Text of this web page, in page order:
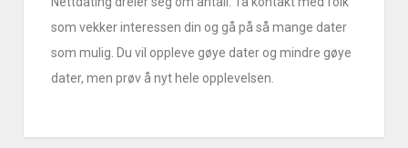
som vekker interessen din og gå på så mange dater
som mulig. Du vil oppleve gøye dater og mindre gøye
dater, men prøv å nyt hele opplevelsen.